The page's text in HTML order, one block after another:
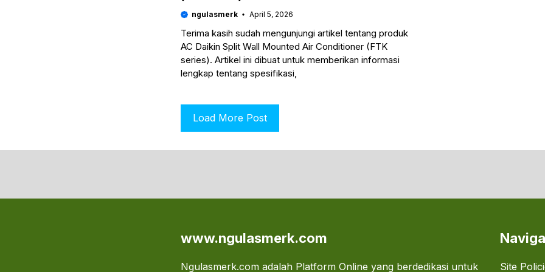
ngulasmerk April 5, 2026
Terima kasih sudah mengunjungi artikel tentang produk
AC Daikin Split Wall Mounted Air Conditioner (FTK
series). Artikel ini dibuat untuk memberikan informasi
lengkap tentang spesifikasi,
Load More Post
www.ngulasmerk.com
Ngulasmerk.com adalah Platform Online yang berdedikasi untuk Site